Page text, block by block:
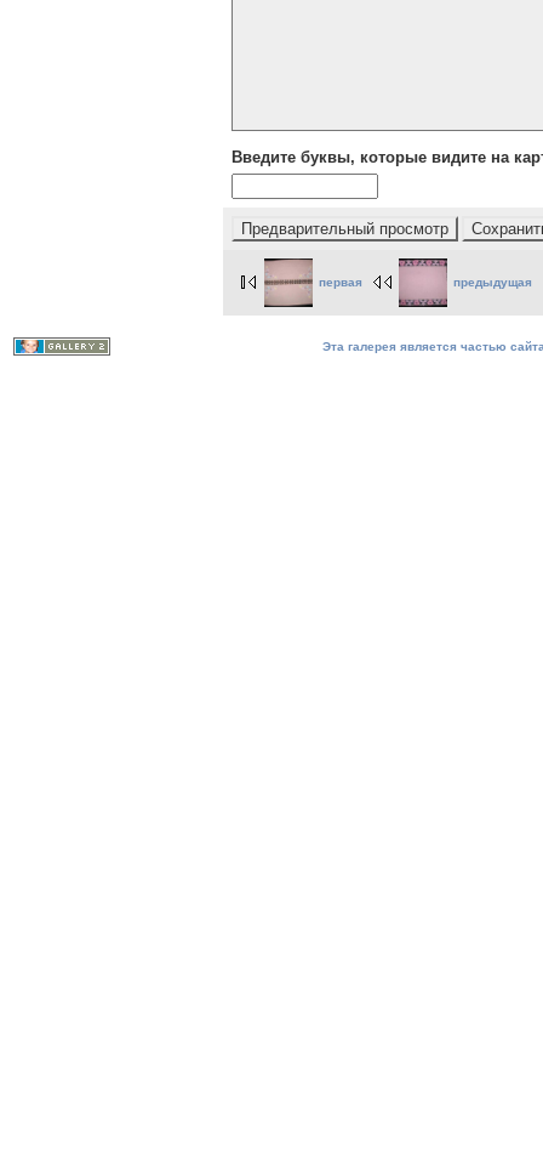
Введите буквы, которые видите на
первая предыдущая
Эта галерея является частью